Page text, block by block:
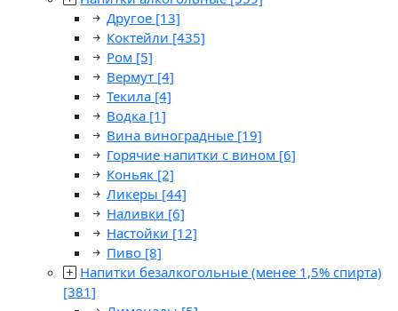
Другое [13]
Коктейли [435]
Ром [5]
Вермут [4]
Текила [4]
Водка [1]
Вина виноградные [19]
Горячие напитки с вином [6]
Коньяк [2]
Ликеры [44]
Наливки [6]
Настойки [12]
Пиво [8]
Напитки безалкогольные (менее 1,5% спирта)
[381]